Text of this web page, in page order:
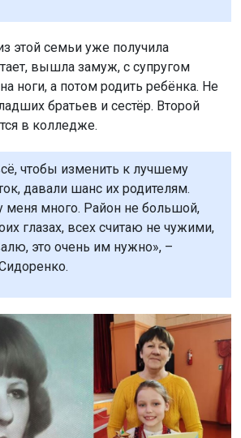
этой семьи уже получила
вышла замуж, с супругом
ноги, а потом родить ребёнка. Не
братьев и сестёр. Второй
в колледже.
чтобы изменить к лучшему
давали шанс их родителям.
меня много. Район не большой,
глазах, всех считаю не чужими,
это очень им нужно», –